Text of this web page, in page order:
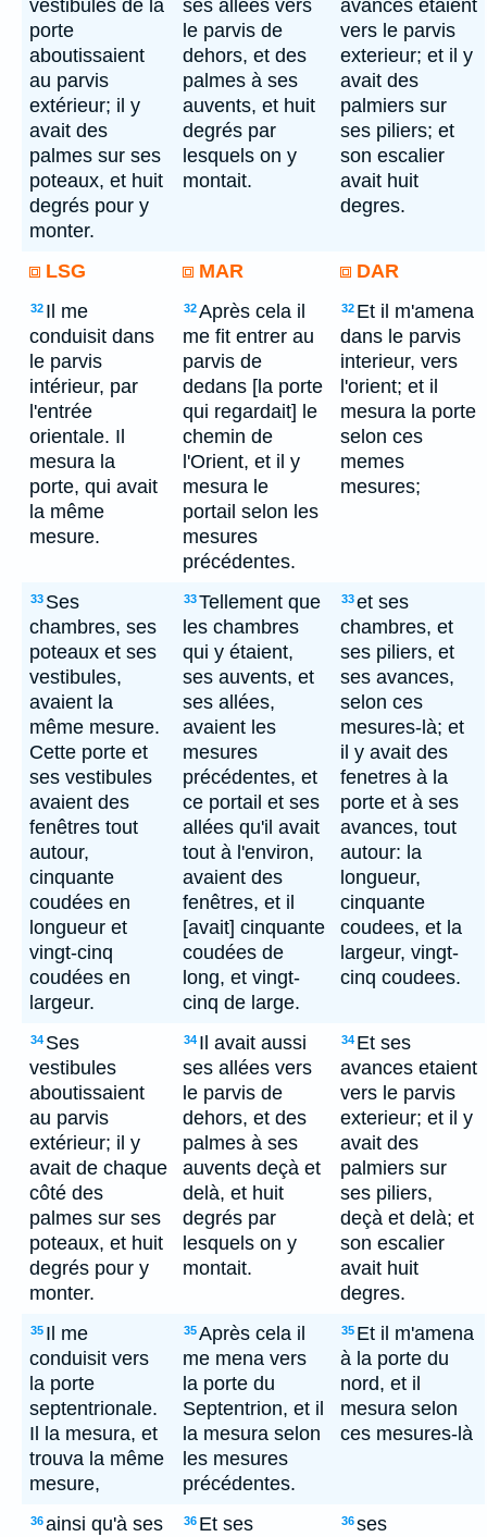
vestibules de la
porte
aboutissaient
au parvis
extérieur; il y
avait des
palmes sur ses
poteaux, et huit
degrés pour y
monter.
ses allées vers
le parvis de
dehors, et des
palmes à ses
auvents, et huit
degrés par
lesquels on y
montait.
avances etaient
vers le parvis
exterieur; et il y
avait des
palmiers sur
ses piliers; et
son escalier
avait huit
degres.
LSG MAR DAR
32 Il me
conduisit dans
le parvis
intérieur, par
l'entrée
orientale. Il
mesura la
porte, qui avait
la même
mesure.
32Après cela il
me fit entrer au
parvis de
dedans [la porte
qui regardait] le
chemin de
l'Orient, et il y
mesura le
portail selon les
mesures
précédentes.
32 Et il m'amena
dans le parvis
interieur, vers
l'orient; et il
mesura la porte
selon ces
memes
mesures;
33 Ses
chambres, ses
poteaux et ses
vestibules,
avaient la
même mesure.
Cette porte et
ses vestibules
avaient des
fenêtres tout
autour,
cinquante
coudées en
longueur et
vingt-cinq
coudées en
largeur.
33Tellement que
les chambres
qui y étaient,
ses auvents, et
ses allées,
avaient les
mesures
précédentes, et
ce portail et ses
allées qu'il avait
tout à l'environ,
avaient des
fenêtres, et il
[avait] cinquante
coudées de
long, et vingt-
cinq de large.
33et ses
chambres, et
ses piliers, et
ses avances,
selon ces
mesures-là; et
il y avait des
fenetres à la
porte et à ses
avances, tout
autour: la
longueur,
cinquante
coudees, et la
largeur, vingt-
cinq coudees.
34 Ses
vestibules
aboutissaient
au parvis
extérieur; il y
avait de chaque
côté des
palmes sur ses
poteaux, et huit
degrés pour y
monter.
34 Il avait aussi
ses allées vers
le parvis de
dehors, et des
palmes à ses
auvents deçà et
delà, et huit
degrés par
lesquels on y
montait.
34 Et ses
avances etaient
vers le parvis
exterieur; et il y
avait des
palmiers sur
ses piliers,
deçà et delà; et
son escalier
avait huit
degres.
35 Il me
conduisit vers
la porte
septentrionale.
Il la mesura, et
trouva la même
mesure,
35Après cela il
me mena vers
la porte du
Septentrion, et il
la mesura selon
les mesures
précédentes.
35 Et il m'amena
à la porte du
nord, et il
mesura selon
ces mesures-là
36ainsi qu'à ses
36 Et ses
36ses